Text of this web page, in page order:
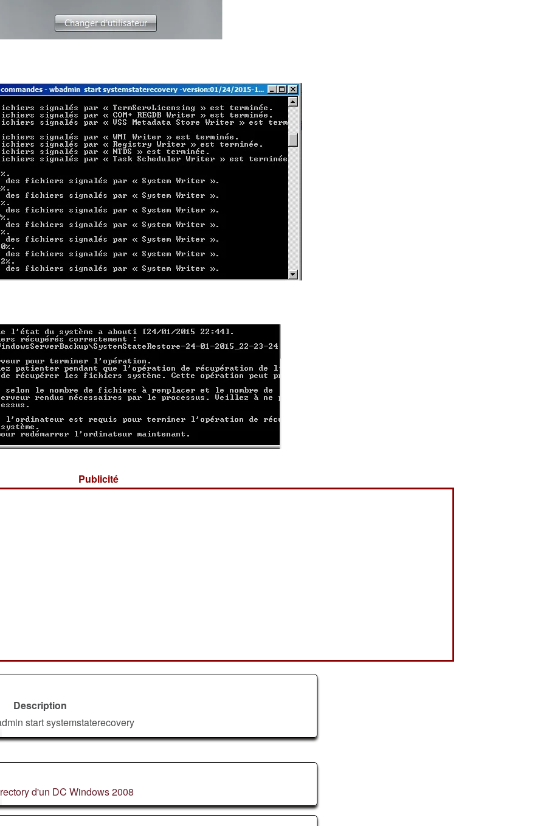
Publicité
Description
start systemstaterecovery
d'un DC Windows 2008